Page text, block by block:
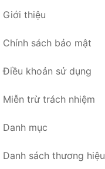
Giới thiệu
Chính sách bảo mật
Điều khoản sử dụng
Miễn trừ trách nhiệm
Danh mục
Danh sách thương hiệu